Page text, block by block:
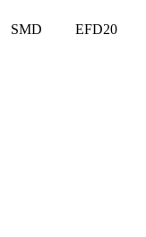
SMD EFD20